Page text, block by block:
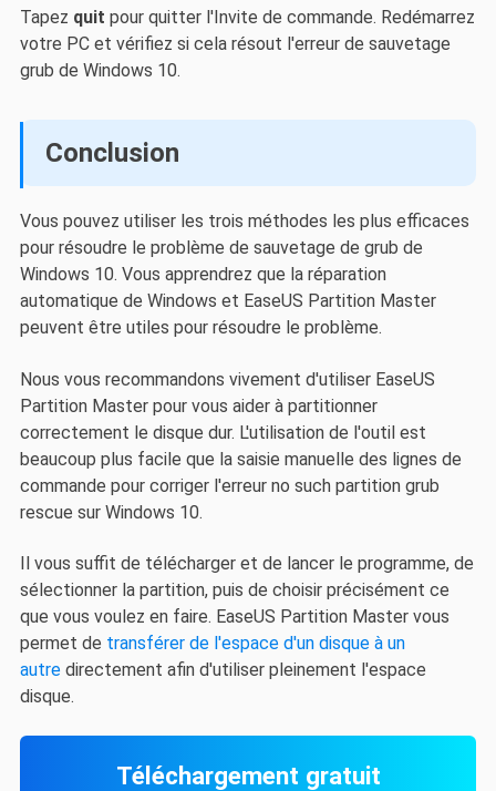
Tapez quit pour quitter l'Invite de commande. Redémarrez
votre PC et vérifiez si cela résout l'erreur de sauvetage
grub de Windows 10.
Conclusion
Vous pouvez utiliser les trois méthodes les plus efficaces
pour résoudre le problème de sauvetage de grub de
Windows 10. Vous apprendrez que la réparation
automatique de Windows et EaseUS Partition Master
peuvent être utiles pour résoudre le problème.
Nous vous recommandons vivement d'utiliser EaseUS
Partition Master pour vous aider à partitionner
correctement le disque dur. L'utilisation de l'outil est
beaucoup plus facile que la saisie manuelle des lignes de
commande pour corriger l'erreur no such partition grub
rescue sur Windows 10.
Il vous suffit de télécharger et de lancer le programme, de
sélectionner la partition, puis de choisir précisément ce
que vous voulez en faire. EaseUS Partition Master vous
permet de transférer de l'espace d'un disque à un
autredirectement afin d'utiliser pleinement l'espace
disque.
Téléchargement gratuit